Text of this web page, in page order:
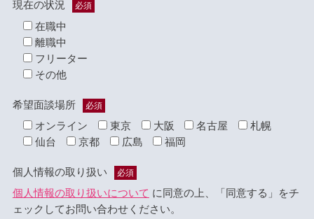
現在の状況 必須
在職中
離職中
フリーター
その他
希望面談場所 必須
オンライン 東京 大阪 名古屋
札幌
仙台
京都 広島 福岡
個人情報の取り扱い 必須
個人情報の取り扱いについて に同意の上、「同意する」をチ
ェックしてお問い合わせください。